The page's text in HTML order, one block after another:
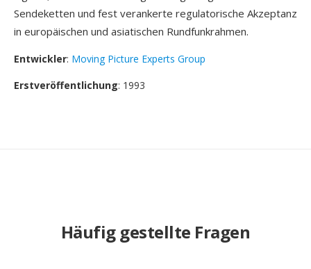
Sendeketten und fest verankerte regulatorische Akzeptanz
in europäischen und asiatischen Rundfunkrahmen.
Entwickler: Moving Picture Experts Group
Erstveröffentlichung: 1993
Häufig gestellte Fragen